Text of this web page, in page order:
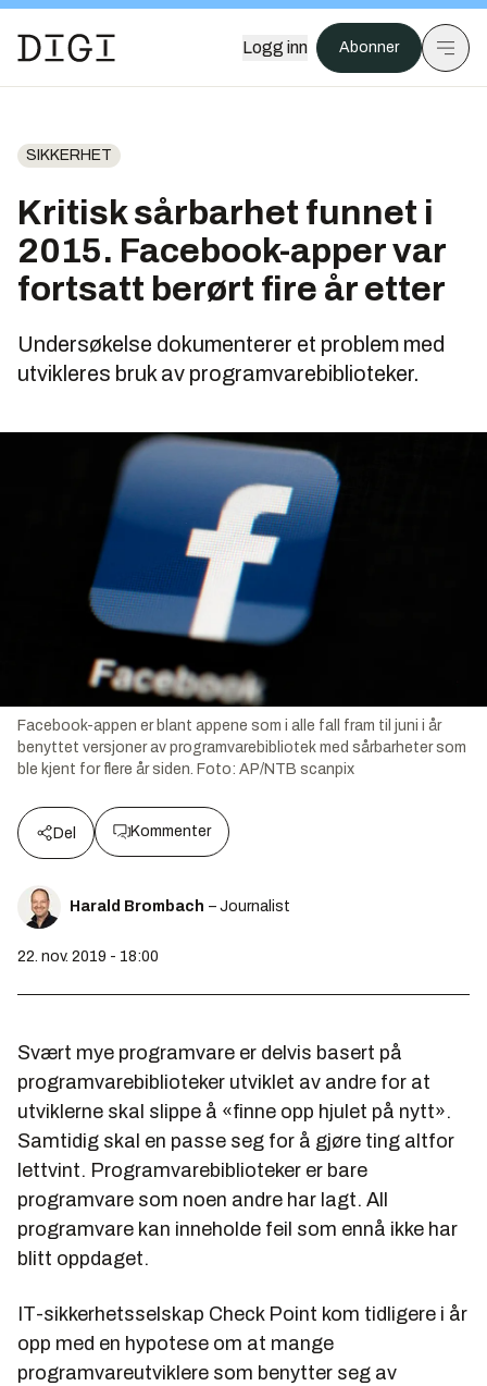
Logg inn Abonner
SIKKERHET
Kritisk sårbarhet funnet i
2015. Facebook-apper var
fortsatt berørt fire år etter
Undersøkelse dokumenterer et problem med
utvikleres bruk av programvarebiblioteker.
Facebook-appen er blant appene som i alle fall fram til juni i år
benyttet versjoner av programvarebibliotek med sårbarheter som
ble kjent for flere år siden. Foto: AP/NTB scanpix
Del Kommenter
Harald Brombach – Journalist
22. nov. 2019 - 18:00
Svært mye programvare er delvis basert på
programvarebiblioteker utviklet av andre for at
utviklerne skal slippe å «finne opp hjulet på nytt».
Samtidig skal en passe seg for å gjøre ting altfor
lettvint. Programvarebiblioteker er bare
programvare som noen andre har lagt. All
programvare kan inneholde feil som ennå ikke har
blitt oppdaget.
IT-sikkerhetsselskap Check Point kom tidligere i år
opp med en hypotese om at mange
programvareutviklere som benytter seg av